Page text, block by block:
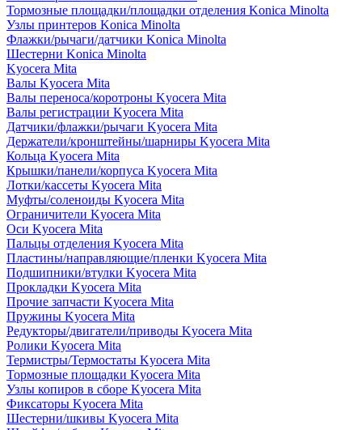
Тормозные площадки/площадки отделения Konica Minolta
Узлы принтеров Konica Minolta
Флажки/рычаги/датчики Konica Minolta
Шестерни Konica Minolta
Kyocera Mita
Валы Kyocera Mita
Валы переноса/коротроны Kyocera Mita
Валы регистрации Kyocera Mita
Датчики/флажки/рычаги Kyocera Mita
Держатели/кронштейны/шарниры Kyocera Mita
Кольца Kyocera Mita
Крышки/панели/корпуса Kyocera Mita
Лотки/кассеты Kyocera Mita
Муфты/соленоиды Kyocera Mita
Ограничители Kyocera Mita
Оси Kyocera Mita
Пальцы отделения Kyocera Mita
Пластины/направляющие/пленки Kyocera Mita
Подшипники/втулки Kyocera Mita
Прокладки Kyocera Mita
Прочие запчасти Kyocera Mita
Пружины Kyocera Mita
Редукторы/двигатели/приводы Kyocera Mita
Ролики Kyocera Mita
Термистры/Термостаты Kyocera Mita
Тормозные площадки Kyocera Mita
Узлы копиров в сборе Kyocera Mita
Фиксаторы Kyocera Mita
Шестерни/шкивы Kyocera Mita